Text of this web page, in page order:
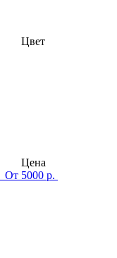
Цвет
Цена
От 5000 р.